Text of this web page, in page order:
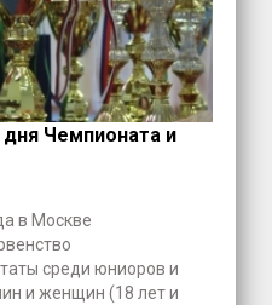
Чемпионата и
в Москве
среди юниоров и
и женщин (18 лет и